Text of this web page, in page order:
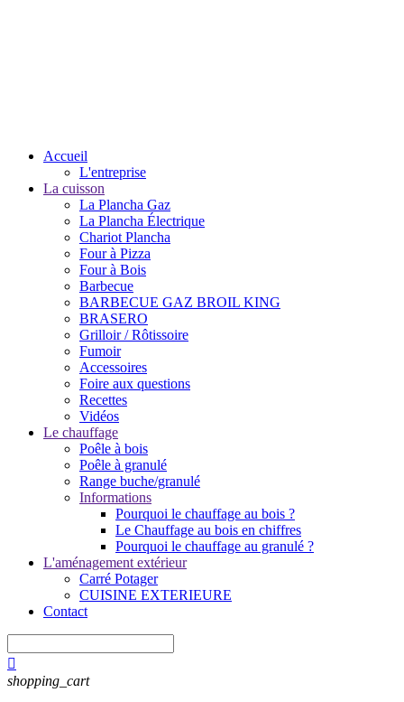
Accueil
L'entreprise
La cuisson
La Plancha Gaz
La Plancha Électrique
Chariot Plancha
Four à Pizza
Four à Bois
Barbecue
BARBECUE GAZ BROIL KING
BRASERO
Grilloir / Rôtissoire
Fumoir
Accessoires
Foire aux questions
Recettes
Vidéos
Le chauffage
Poêle à bois
Poêle à granulé
Range buche/granulé
Informations
Pourquoi le chauffage au bois ?
Le Chauffage au bois en chiffres
Pourquoi le chauffage au granulé ?
L'aménagement extérieur
Carré Potager
CUISINE EXTERIEURE
Contact

shopping_cart